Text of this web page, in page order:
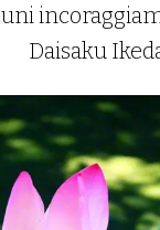
Daisaku